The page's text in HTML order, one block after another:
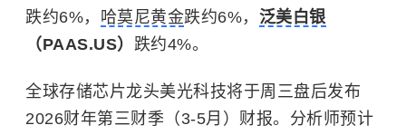
跌约6%， 哈莫尼黄金跌约6%， 泛美白银
（PAAS.US） 跌约4%。
全球存储芯片龙头美光科技将于周三盘后发布
2026财年第三财季（3-5月）财报。分析师预计